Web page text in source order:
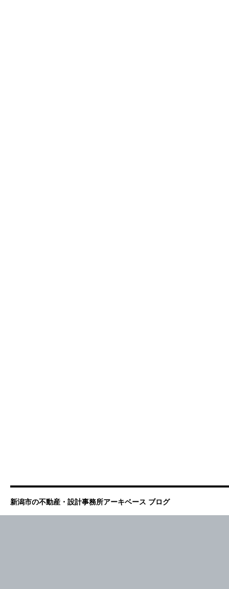
新潟市の不動産・設計事務所アーキベース ブログ